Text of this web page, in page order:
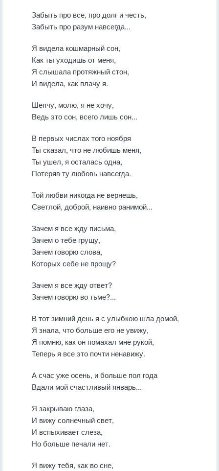
Забыть про все, про долг и честь,
Забыть про разум навсегда...
Я видела кошмарный сон,
Как ты уходишь от меня,
Я слышала протяжный стон,
И видела, как плачу я.
Шепчу, молю, я не хочу,
Ведь это сон, всего лишь сон...
В первых числах того ноября
Ты сказал, что не любишь меня,
Ты ушел, я осталась одна,
Потеряв ту любовь навсегда.
Той любви никогда не вернешь,
Светлой, доброй, наивно ранимой...
Зачем я все жду письма,
Зачем о тебе грущу,
Зачем говорю слова,
Которых себе не прощу?
Зачем я все жду ответ?
Зачем говорю во тьме?...
В тот зимний день я с улыбкою шла домой,
Я знала, что больше его не увижу,
Я помню, как он помахал мне рукой,
Теперь я все это почти ненавижу.
А счас уже осень, и больше пол года
Вдали мой счастливый январь...
Я закрываю глаза,
И вижу солнечный свет,
И вспыхивает слеза,
Но больше печали нет.
Я вижу тебя, как во сне,